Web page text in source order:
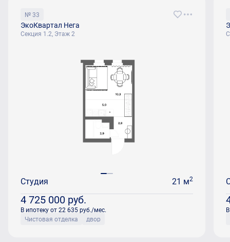
№ 33
ЭкоКвартал Нега
Секция 1.2, Этаж 2
Студия 21 м2
4 725 000 руб.
В ипотеку от 22 635 руб./мес.
Чистовая отделка
двор